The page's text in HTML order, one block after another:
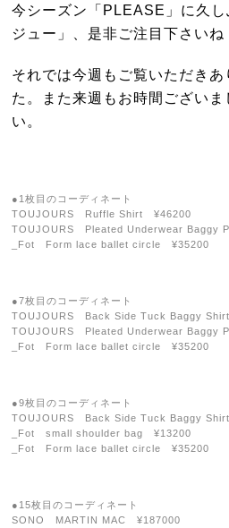
今シーズン「PLEASE」に久
ジュー」、是非ご注目下さいね
それでは今週もご覧いただきあ
た。また来週もお時間ございま
い。
●1枚目のコーディネート
TOUJOURS Ruffle Shirt ¥46200
TOUJOURS Pleated Underwear Baggy
_Fot Form lace ballet circle ¥35200
●7枚目のコーディネート
TOUJOURS Back Side Tuck Baggy
TOUJOURS Pleated Underwear Baggy
_Fot Form lace ballet circle ¥35200
●9枚目のコーディネート
TOUJOURS Back Side Tuck Baggy
_Fot small shoulder bag ¥13200
_Fot Form lace ballet circle ¥35200
●15枚目のコーディネート
SONO MARTIN MAC ¥187000